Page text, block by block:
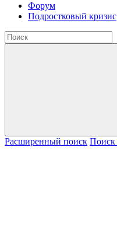
Форум
Подростковый кризис
Расширенный поиск Поиск